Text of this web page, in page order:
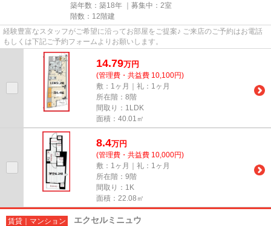
築年数：築18年 ｜募集中： 2室
階数：12階建
経験豊富なスタッフがご希望に沿ってお部屋をご提案♪ ご来店のご予約はお電話
もしくは下記ご予約フォームよりお願いします。
14.79万円
(管理費・共益費 10,100円)
敷：1ヶ月｜礼：1ヶ月
所在階：8階
間取り：1LDK
面積：40.01㎡
8.4万円
(管理費・共益費 10,000円)
敷：1ヶ月｜礼：1ヶ月
所在階：9階
間取り：1K
面積：22.08㎡
賃貸｜マンション エクセルミニュウ